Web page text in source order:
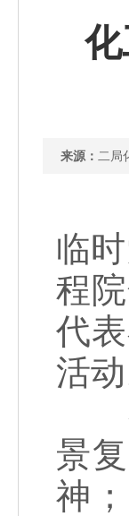
来源： 二局
为
临
程
代
活动
在
景
神